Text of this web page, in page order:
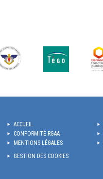
ACCUEIL
CONFORMITÉ RGAA
MENTIONS LÉGALES
GESTION DES COOKIES